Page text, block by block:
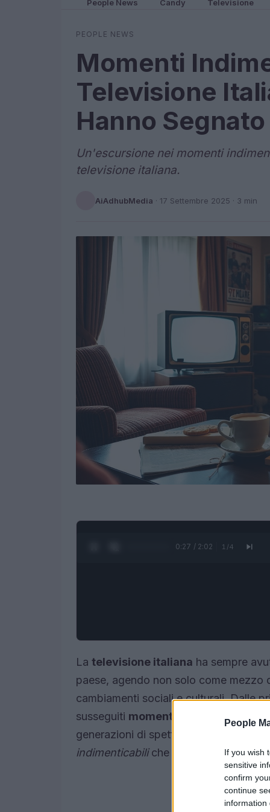
People
If you wish
sensitive
confirm
continue
information
People News Candy Televisione
PEOPLE NEWS
Momenti
Televisione
Hanno Segnato
Un'escursione nei momenti
televisione italiana.
AiAdhubMedia · 17 Settembre 2025 · 3 min
0:28 / 2:02 1 /4
La televisione italiana ha sempre
paese, agendo non solo come mezzo
cambiamenti sociali e culturali. Dalle
susseguiti momenti cult
che hanno
generazioni di spettatori. Questo
indimenticabiliche continuano a